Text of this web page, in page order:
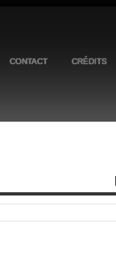
CONTACT CRÉDITS